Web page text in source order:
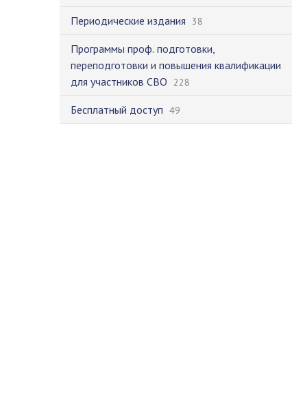
Периодические издания 38
Программы проф. подготовки,
переподготовки и повышения квалификации
для участников СВО 228
Бесплатный доступ 49